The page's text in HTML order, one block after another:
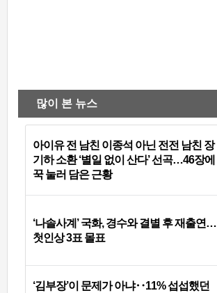
많이 본 뉴스
아이유 전 남친 이종석 아닌 전전 남친 장
기하 소환 ‘별일 없이 산다’ 선곡…46장에
꾹 눌러 담은 근황
‘나솔사계’ 국화, 경수와 결별 후 재출연…
첫인상 3표 몰표
‘김부장’이 문제가 아냐‥11% 섭섭했던